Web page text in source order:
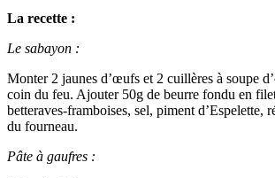
La recette :
Le sabayon :
Monter 2 jaunes d’œufs et 2 cuillères à soupe
coin du feu. Ajouter 50g de beurre fondu en
betteraves-framboises, sel, piment d’Espelette,
du fourneau.
Pâte à gaufres :